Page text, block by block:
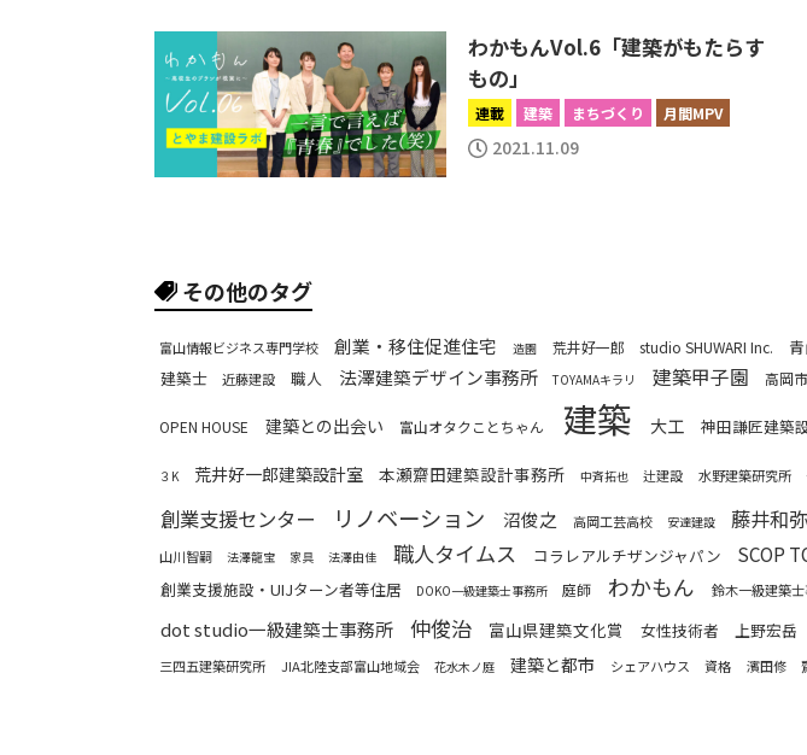
わかもんVol.6「建築がもたらす
もの」
連載 建築 まちづくり 月間MPV
2021.11.09
その他のタグ
富山情報ビジネス専門学校 創業・移住促進住宅 造園 荒井好一郎 studio SHUWARI Inc.
建築士 近藤建設 職人 法澤建築デザイン事務所 TOYAMAキラリ 建築甲子園 高岡市
OPEN HOUSE 建築との出会い 富山オタクことちゃん 建築 大工 神田謙匠建築
３K 荒井好一郎建築設計室 本瀬齋田建築設計事務所 中斉拓也 辻建設 水野建築研究所
創業支援センター リノベーション 沼俊之 高岡工芸高校 安達建設 藤井和弥
山川智嗣 法澤龍宝 家具 法澤由佳 職人タイムス コラレアルチザンジャパン SCOP
創業支援施設・UIJターン者等住居 DOKO一級建築士事務所 庭師 わかもん 鈴木一級建築
dot studio一級建築士事務所 仲俊治 富山県建築文化賞 女性技術者 上野宏岳
三四五建築研究所
JIA北陸支部富山地域会 花水木ノ庭 建築と都市 シェアハウス 資格 濱田修